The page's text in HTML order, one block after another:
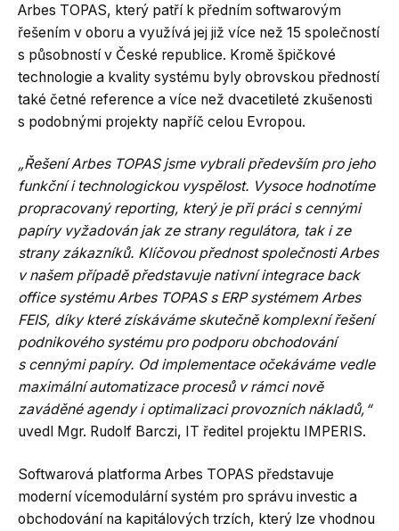
Arbes TOPAS, který patří k předním softwarovým
řešením v oboru a využívá jej již více než 15 společností
s působností v České republice. Kromě špičkové
technologie a kvality systému byly obrovskou předností
také četné reference a více než dvacetileté zkušenosti
s podobnými projekty napříč celou Evropou.
„Řešení Arbes TOPAS jsme vybrali především pro jeho
funkční i technologickou vyspělost. Vysoce hodnotíme
propracovaný reporting, který je při práci s cennými
papíry vyžadován jak ze strany regulátora, tak i ze
strany zákazníků. Klíčovou přednost společnosti Arbes
v našem případě představuje nativní integrace back
office systému Arbes TOPAS s ERP systémem Arbes
FEIS, díky které získáváme skutečně komplexní řešení
podnikového systému pro podporu obchodování
s cennými papíry. Od implementace očekáváme vedle
maximální automatizace procesů v rámci nově
zaváděné agendy i optimalizaci provozních nákladů,“
uvedl Mgr. Rudolf Barczi, IT ředitel projektu IMPERIS.
Softwarová platforma Arbes TOPAS představuje
moderní vícemodulární systém pro správu investic a
obchodování na kapitálových trzích, který lze vhodnou